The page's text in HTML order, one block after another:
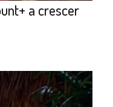
a crescer